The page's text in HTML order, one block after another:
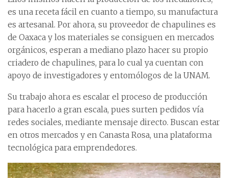
es una receta fácil en cuanto a tiempo, su manufactura
es artesanal. Por ahora, su proveedor de chapulines es
de Oaxaca y los materiales se consiguen en mercados
orgánicos, esperan a mediano plazo hacer su propio
criadero de chapulines, para lo cual ya cuentan con
apoyo de investigadores y entomólogos de la UNAM.
Su trabajo ahora es escalar el proceso de producción
para hacerlo a gran escala, pues surten pedidos vía
redes sociales, mediante mensaje directo. Buscan estar
en otros mercados y en Canasta Rosa, una plataforma
tecnológica para emprendedores.